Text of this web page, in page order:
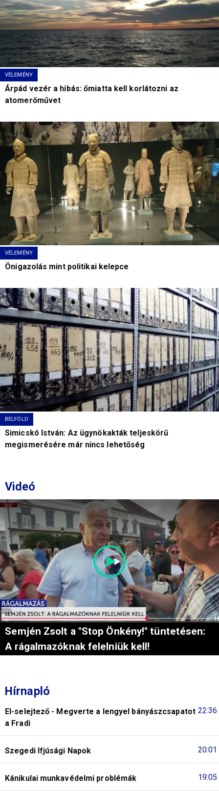
VÉLEMÉNY
Árpád vezér a hibás: őmiatta kell korlátozni az
atomerőművet
VÉLEMÉNY
Önigazolás mint politikai kelepce
BELFÖLD
Simicskó István: Az ügynökakták teljeskörű
megismerésére már nincs lehetőség
Videó
Semjén Zsolt a "Stop Önkény!" tüntetésen:
A rágalmazóknak felelniük kell!
Hírnapló
22:36
El-selejtező - Megverte a lengyel bányászcsapatot
a Fradi
20:01
Szegedi Ifjúsági Napok
19:05
Kánikulai munkavédelmi problémák